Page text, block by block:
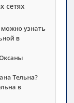
сетях
узнать
в
Тельна?
в